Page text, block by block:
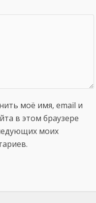
моё имя, email и
в этом браузере
моих